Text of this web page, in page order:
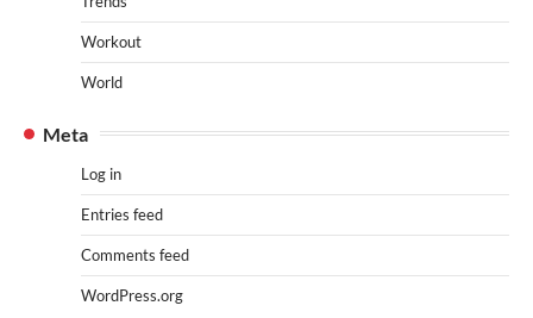
Workout
World
Meta
Log in
Entries feed
Comments feed
WordPress.org